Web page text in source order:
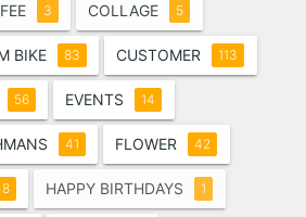
3 COLLAGE 5
BIKE 83 CUSTOMER 113
56 EVENTS 14
41 FLOWER 42
HAPPY BIRTHDAYS 1